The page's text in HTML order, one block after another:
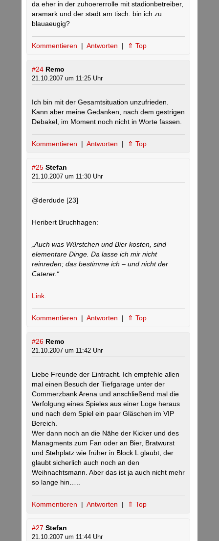
da eher in der zuhoererrolle mit stadionbetreiber,
aramark und der stadt am tisch. bin ich zu
blauaeugig?
Kommentieren | Antworten | ⇑ Top
#24 Remo
21.10.2007 um 11:25 Uhr
Ich bin mit der Gesamtsituation unzufrieden.
Kann aber meine Gedanken, nach dem gestrigen
Debakel, im Moment noch nicht in Worte fassen.
Kommentieren | Antworten | ⇑ Top
#25 Stefan
21.10.2007 um 11:30 Uhr
@derdude [23]
Heribert Bruchhagen:
„Auch was Würstchen und Bier kosten, sind
elementare Dinge. Da lasse ich mir nicht
reinreden; das bestimme ich – und nicht der
Caterer.“
Link
Kommentieren | Antworten | ⇑ Top
#26 Remo
21.10.2007 um 11:42 Uhr
Liebe Freunde der Eintracht. Ich empfehle allen
mal einen Besuch der Tiefgarage unter der
Commerzbank Arena und anschließend mal die
Verfolgung eines Spieles aus einer Loge heraus
und nach dem Spiel ein paar Gläschen im VIP
Bereich.
Wer dann noch an die Nähe der Kicker und des
Managments zum Fan oder an Bier, Bratwurst
und Stehplatz wie früher in Block L glaubt, der
glaubt sicherlich auch noch an den
Weihnachtsmann. Aber das ist ja auch nicht mehr
so lange hin…..
Kommentieren | Antworten | ⇑ Top
#27 Stefan
21.10.2007 um 11:44 Uhr